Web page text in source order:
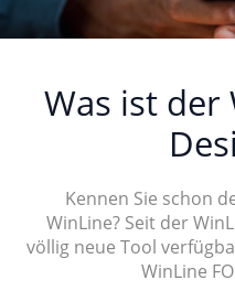
Was ist der
Kennen Sie schon
WinLine? Seit der
völlig neue Tool
WinLine